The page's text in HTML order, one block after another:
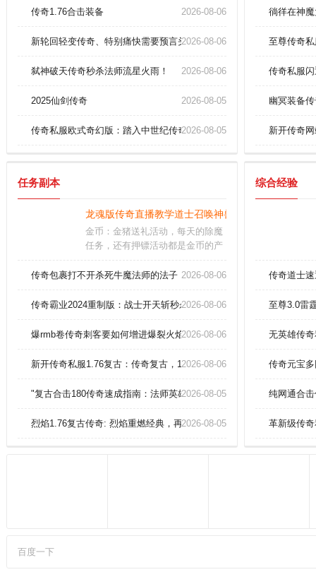
制神器等核心质变节点星辰推演
传奇1.76合击装备 2026-08-06
新轮回轻变传奇、特别痛快需要预言头盔(战)。
2026-08-06
弑神破天传奇秒杀法师流星火雨！ 2026-08-06
2025仙剑传奇 2026-08-05
传奇私服欧式奇幻版：踏入中世纪传奇，开启史诗转职路
2026-08-05
徜徉在神
至尊传奇
传奇私服
幽冥装备
新开传奇
任务副本
龙魂版传奇直播教学道士召唤神兽秘技！
金币：金猪送礼活动，每天的除魔
任务，还有押镖活动都是金币的产
全新的战斗体验，更具策略性。攻
师在PK中必须掌握“风筝”打法的要
己高出很多血量的职业。
传奇包裹打不开杀死牛魔法师的法子！2026-08-06
传奇霸业2024重制版：战士开天斩秒杀赤月恶魔实录！
2026-08-06
爆rmb卷传奇刺客要如何增进爆裂火焰2026-08-06
新开传奇私服1.76复古：传奇复古，1.76再起，重返经典传奇年代！
2026-08-06
"复古合击180传奇速成指南：法师英雄魔法盾无敌抗伤秘籍！"
2026-08-05
烈焰1.76复古传奇: 烈焰重燃经典，再续1.76版本私服的终极争霸！
2026-08-05
综合经验
传奇道士
至尊3.0雷
无英雄传
传奇元宝
纯网通合
革新级传
百度一下